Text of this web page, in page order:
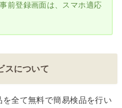
前登録画面は、スマホ適応
スについて
全て無料で簡易検品を行い